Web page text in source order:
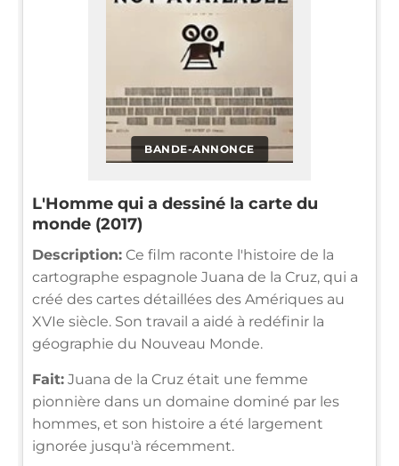
BANDE-ANNONCE
L'Homme qui a dessiné la carte du
monde (2017)
Description: Ce film raconte l'histoire de la
cartographe espagnole Juana de la Cruz, qui a
créé des cartes détaillées des Amériques au
XVIe siècle. Son travail a aidé à redéfinir la
géographie du Nouveau Monde.
Fait: Juana de la Cruz était une femme
pionnière dans un domaine dominé par les
hommes, et son histoire a été largement
ignorée jusqu'à récemment.